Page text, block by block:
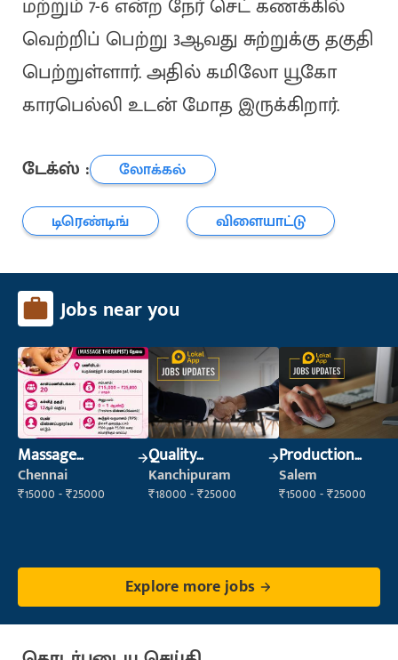
மற்றும் 7-6 என்ற நேர் செட் கணக்கில்
வெற்றிப் பெற்று 3ஆவது சுற்றுக்கு தகுதி
பெற்றுள்ளார். அதில் கமிலோ யூகோ
காரபெல்லி உடன் மோத இருக்கிறார்.
டேக்ஸ் :
லோக்கல்
டிரெண்டிங்
விளையாட்டு
Jobs near you
Massage
Therapist
Chennai
₹15000 - ₹25000
Quality
Inspector
Kanchipuram
₹18000 - ₹25000
Production
Supervisor
Salem
₹15000 - ₹25000
Explore more jobs